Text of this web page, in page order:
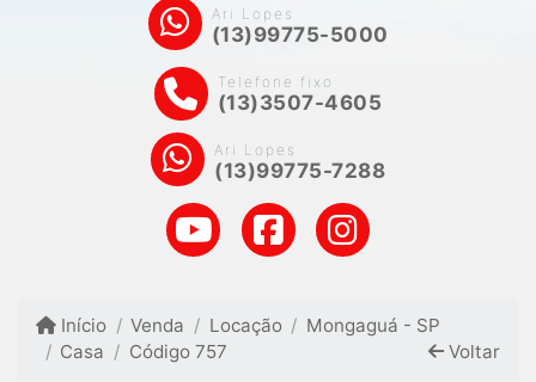
Ari Lopes
(13)99775-5000
Telefone fixo
(13)3507-4605
Ari Lopes
(13)99775-7288
Início Venda Locação
Mongaguá - SP
Casa
Código 757 Voltar